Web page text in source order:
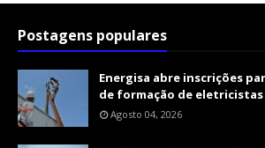
Postagens populares
Energisa abre inscrições
de formação de eletricistas
Agosto 04, 2026